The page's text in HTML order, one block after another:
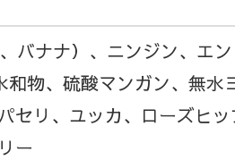
バナナ）、ニンジン、エ
物、硫酸マンガン、無水
セリ、ユッカ、ローズヒッ
ー